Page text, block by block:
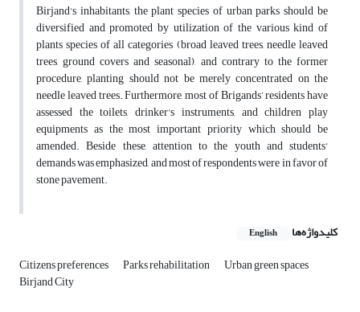
Birjand's inhabitants, the plant species of urban parks should be
diversified and promoted by utilization of the various kind of
plants species of all categories (broad leaved trees, needle leaved
trees, ground covers and seasonal), and contrary to the former
procedure, planting should not be merely concentrated on the
needle leaved trees. Furthermore, most of Brigands’ residents have
assessed the toilets, drinker's instruments, and children play
equipments as the most important priority which should be
amended. Beside these, attention to the youth and students'
demands was emphasized, and most of respondents were in favor of
stone pavement.
کلیدواژه‌ها English
Citizens preferences Parks rehabilitation Urban green spaces
Birjand City